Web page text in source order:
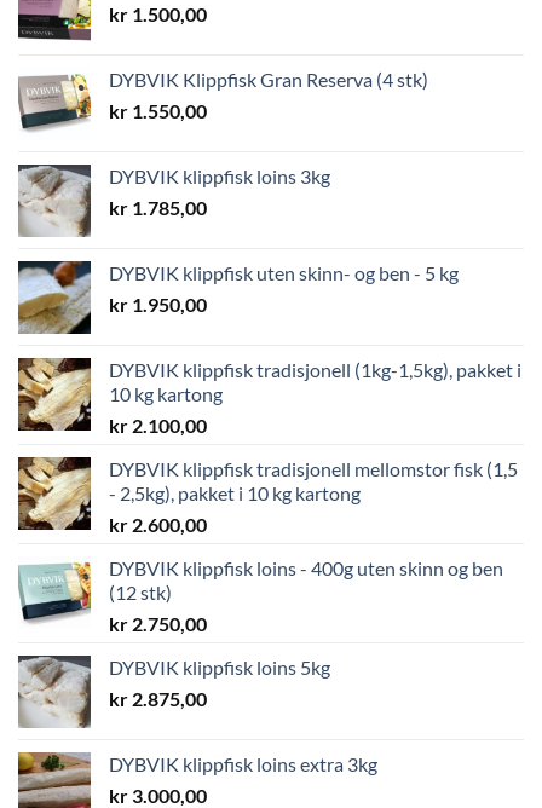
kr 1.500,00
DYBVIK Klippfisk Gran Reserva (4 stk)
kr 1.550,00
DYBVIK klippfisk loins 3kg
kr 1.785,00
DYBVIK klippfisk uten skinn- og ben - 5 kg
kr 1.950,00
DYBVIK klippfisk tradisjonell (1kg-1,5kg), pakket i
10 kg kartong
kr 2.100,00
DYBVIK klippfisk tradisjonell mellomstor fisk (1,5
- 2,5kg), pakket i 10 kg kartong
kr 2.600,00
DYBVIK klippfisk loins - 400g uten skinn og ben
(12 stk)
kr 2.750,00
DYBVIK klippfisk loins 5kg
kr 2.875,00
DYBVIK klippfisk loins extra 3kg
kr 3.000,00